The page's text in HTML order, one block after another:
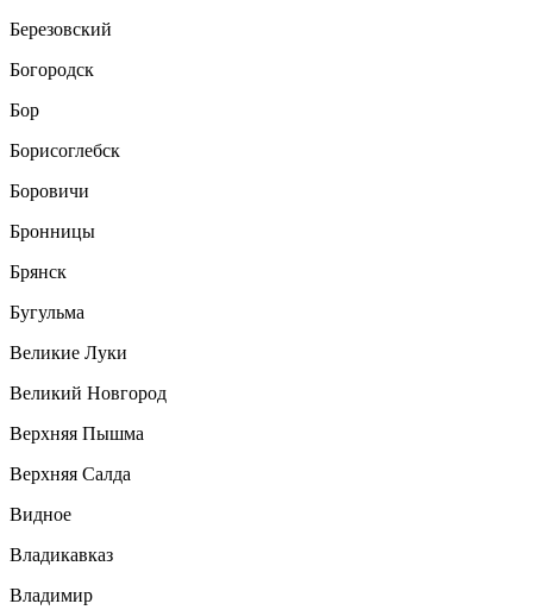
Березовский
Богородск
Бор
Борисоглебск
Боровичи
Бронницы
Брянск
Бугульма
Великие Луки
Великий Новгород
Верхняя Пышма
Верхняя Салда
Видное
Владикавказ
Владимир